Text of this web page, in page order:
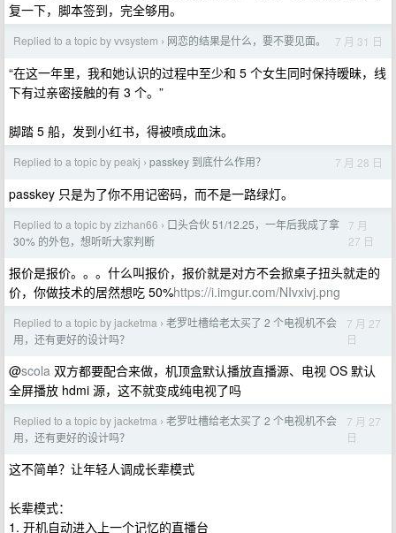
复一下，脚本签到，完全够用。
Replied to a topic by vvsystem › 网恋的结果是什么，要不要见面。 7 月 31 日
“在这一年里，我和她认识的过程中至少和 5 个女生同时保持暧昧，线
下有过亲密接触的有 3 个。”
脚踏 5 船，发到小红书，得被喷成血沫。
Replied to a topic by peakj › passkey 到底什么作用？ 7 月 28 日
passkey 只是为了你不用记密码，而不是一路绿灯。
Replied to a topic by zizhan66 › 口头合伙 51/12.25，一年后我成了拿
30% 的外包，想听听大家判断
7 月
27 日
报价是报价。。。什么叫报价，报价就是对方不会掀桌子扭头就走的
价，你做技术的居然想吃 50%https://i.imgur.com/NIvxivj.png
Replied to a topic by jacketma › 老罗吐槽给老太买了 2 个电视机不会
用，还有更好的设计吗？
7 月 27
日
@scola 双方都要配合来做，机顶盒默认播放直播源、电视 OS 默认
全屏播放 hdmi 源，这不就变成纯电视了吗
Replied to a topic by jacketma › 老罗吐槽给老太买了 2 个电视机不会
用，还有更好的设计吗？
7 月 27
日
这不简单？让年轻人调成长辈模式
长辈模式：
1. 开机自动进入上一个记忆的直播台